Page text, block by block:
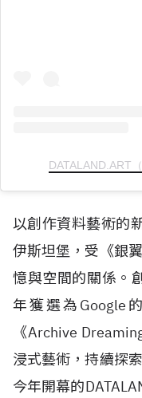
DATALAND.ART
以創作資料藝術的
伊斯坦堡，受《銀
憶與空間的關係。
年獲選為 Google 的
《Archive
浸式藝術，持續探
今年開幕的